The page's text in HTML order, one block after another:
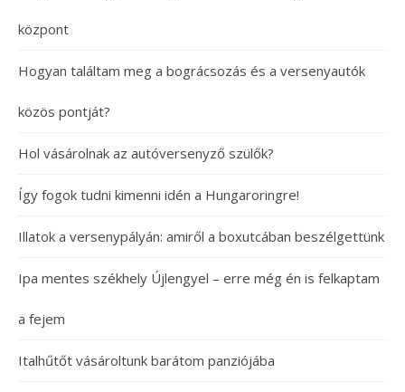
központ
Hogyan találtam meg a bográcsozás és a versenyautók
közös pontját?
Hol vásárolnak az autóversenyző szülők?
Így fogok tudni kimenni idén a Hungaroringre!
Illatok a versenypályán: amiről a boxutcában beszélgettünk
Ipa mentes székhely Újlengyel – erre még én is felkaptam
a fejem
Italhűtőt vásároltunk barátom panziójába